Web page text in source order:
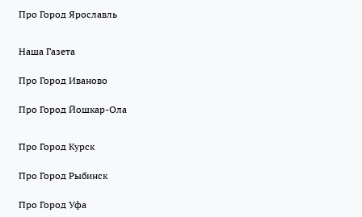
Про Город Ярославль
Наша Газета
Про Город Иваново
Про Город Йошкар-Ола
Про Город Курск
Про Город Рыбинск
Про Город Уфа